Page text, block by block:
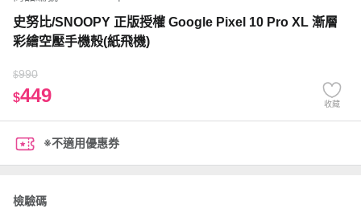
史努比/SNOOPY 正版授權 Google Pixel 10 Pro XL 漸層
彩繪空壓手機殼(紙飛機)
$990
$449 收藏
※不適用優惠券
檢驗碼